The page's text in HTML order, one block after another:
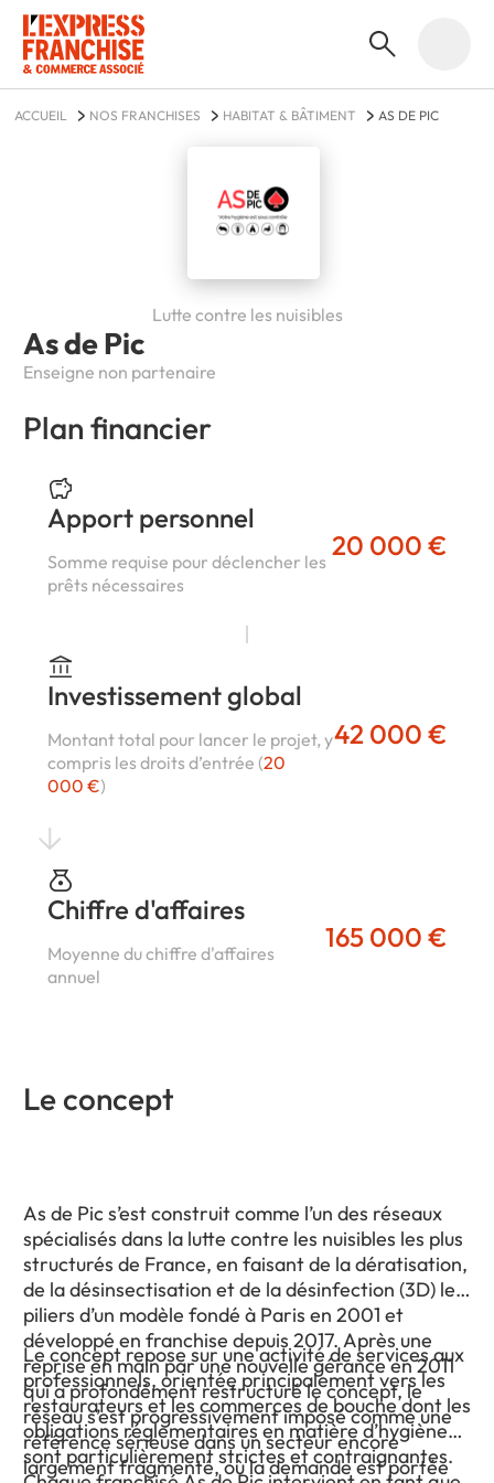
ACCUEIL NOS FRANCHISES HABITAT & BÂTIMENT AS DE PIC
As de Pic
Enseigne non partenaire
Lutte contre les nuisibles
Plan financier
Apport personnel
Somme requise pour déclencher les
prêts nécessaires
20 000 €
Investissement global
Montant total pour lancer le projet, y
compris les droits d’entrée (20
000 €)
42 000 €
Chiffre d'affaires
Moyenne du chiffre d'affaires
annuel
165 000 €
Le concept
As de Pic s’est construit comme l’un des réseaux
spécialisés dans la lutte contre les nuisibles les plus
structurés de France, en faisant de la dératisation,
de la désinsectisation et de la désinfection (3D) les
piliers d’un modèle fondé à Paris en 2001 et
développé en franchise depuis 2017. Après une
reprise en main par une nouvelle gérance en 2011
qui a profondément restructuré le concept, le
réseau s’est progressivement imposé comme une
référence sérieuse dans un secteur encore
largement fragmenté, où la demande est portée
Le concept repose sur une activité de services aux
professionnels, orientée principalement vers les
restaurateurs et les commerces de bouche dont les
obligations réglementaires en matière d’hygiène
sont particulièrement strictes et contraignantes.